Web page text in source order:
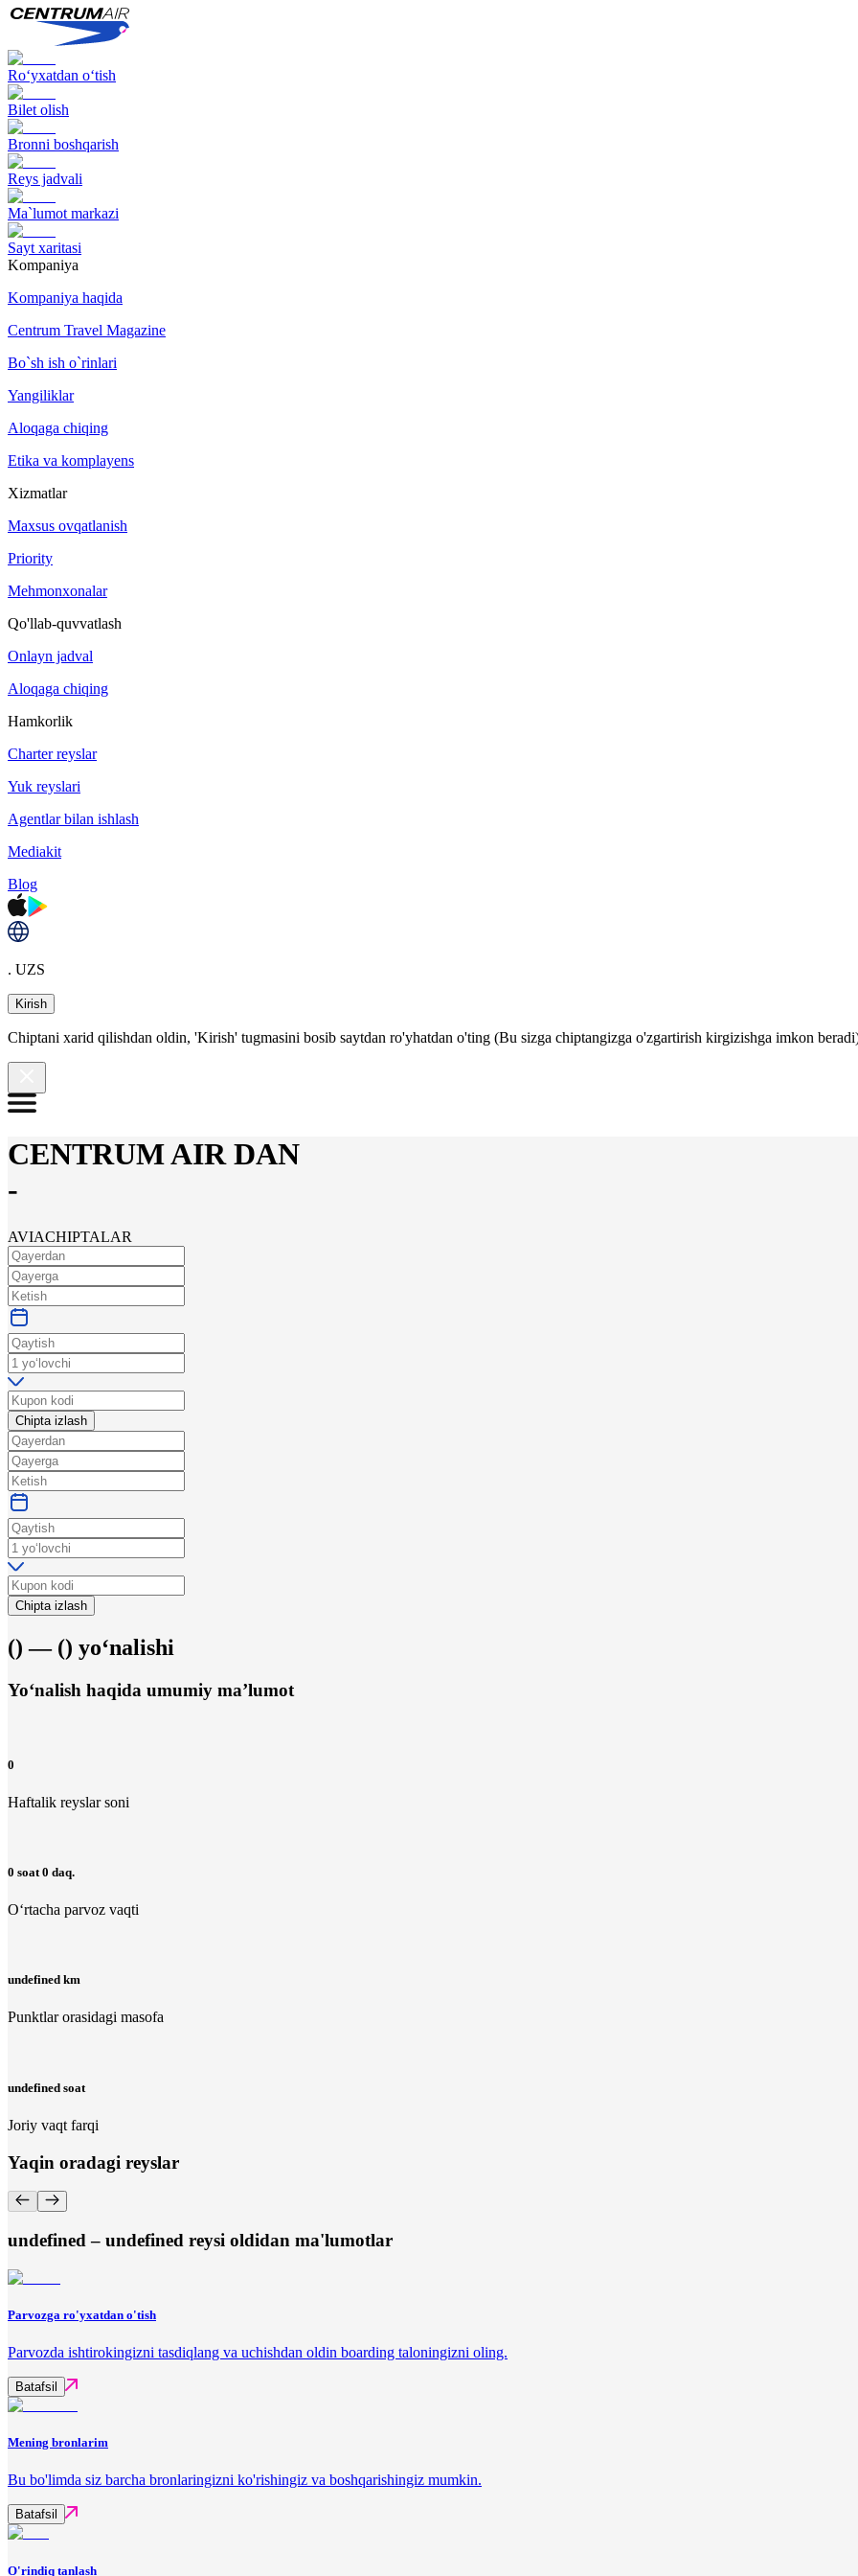
Ro‘yxatdan o‘tish
Bilet olish
Bronni boshqarish
Reys jadvali
Ma`lumot markazi
Sayt xaritasi
Kompaniya
Kompaniya haqida
Centrum Travel Magazine
Bo`sh ish o`rinlari
Yangiliklar
Aloqaga chiqing
Etika va komplayens
Xizmatlar
Maxsus ovqatlanish
Priority
Mehmonxonalar
Qo'llab-quvvatlash
Onlayn jadval
Aloqaga chiqing
Hamkorlik
Charter reyslar
Yuk reyslari
Agentlar bilan ishlash
Mediakit
Blog
. UZS
Kirish
Chiptani xarid qilishdan oldin, 'Kirish' tugmasini bosib saytdan ro'yhatdan o'ting (Bu sizga chiptangizga o'zgartirish kirgizishga imkon
CENTRUM AIR DAN
-
AVIACHIPTALAR
Chipta izlash
Chipta izlash
() — () yo‘nalishi
Yo‘nalish haqida umumiy ma’lumot
0
Haftalik reyslar soni
0 soat 0 daq.
O‘rtacha parvoz vaqti
undefined km
Punktlar orasidagi masofa
undefined soat
Joriy vaqt farqi
Yaqin oradagi reyslar
undefined – undefined reysi oldidan ma'lumotlar
Parvozga ro'yxatdan o'tish
Parvozda ishtirokingizni tasdiqlang va uchishdan oldin boarding taloningizni oling.
Batafsil
Mening bronlarim
Bu bo'limda siz barcha bronlaringizni ko'rishingiz va boshqarishingiz mumkin.
Batafsil
O'rindiq tanlash